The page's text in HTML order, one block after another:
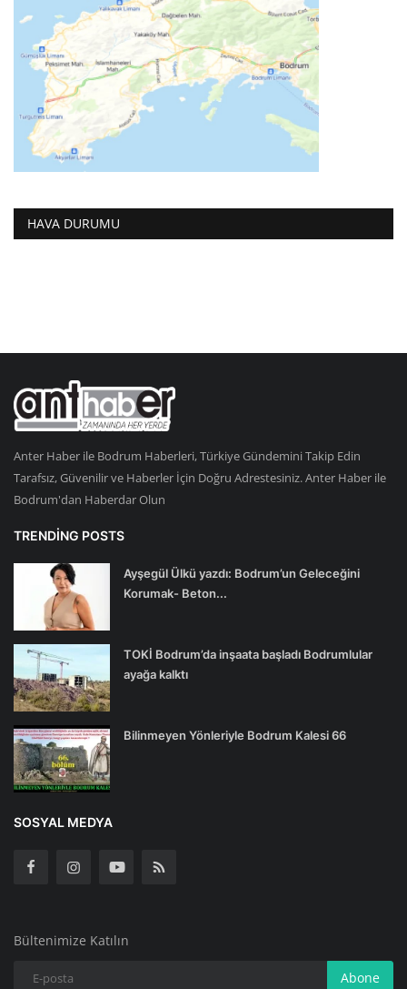
HAVA DURUMU
Anter Haber ile Bodrum Haberleri, Türkiye Gündemini Takip Edin
Tarafsız, Güvenilir ve Haberler İçin Doğru Adrestesiniz. Anter Haber ile
Bodrum'dan Haberdar Olun
TRENDING POSTS
Ayşegül Ülkü yazdı: Bodrum’un Geleceğini
Korumak- Beton...
TOKİ Bodrum’da inşaata başladı Bodrumlular
ayağa kalktı
Bilinmeyen Yönleriyle Bodrum Kalesi 66
SOSYAL MEDYA
Bültenimize Katılın
Abone